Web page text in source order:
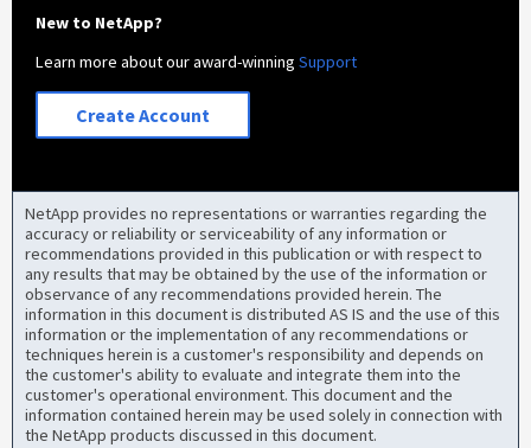
New to NetApp?
Learn more about our award-winningSupport
Create Account
NetApp provides no representations or warranties regarding the
accuracy or reliability or serviceability of any information or
recommendations provided in this publication or with respect to
any results that may be obtained by the use of the information or
observance of any recommendations provided herein. The
information in this document is distributed AS IS and the use of this
information or the implementation of any recommendations or
techniques herein is a customer's responsibility and depends on
the customer's ability to evaluate and integrate them into the
customer's operational environment. This document and the
information contained herein may be used solely in connection with
the NetApp products discussed in this document.